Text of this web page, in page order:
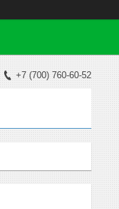
+7 (700) 760-60-52